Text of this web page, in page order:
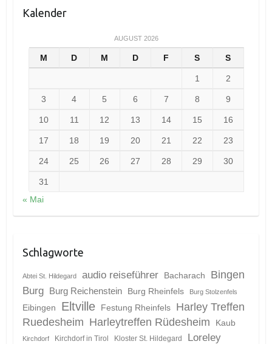
Kalender
AUGUST 2026
M D M D F S S
1 2
3 4 5 6 7 8 9
10 11 12 13 14 15 16
17 18 19 20 21 22 23
24 25 26 27 28 29 30
31
« Mai
Schlagworte
Abtei St. Hildegard audio reiseführer Bacharach
Bingen
Burg
Burg Reichenstein Burg Rheinfels Burg Stolzenfels
Eibingen Eltville Festung Rheinfels
Harley Treffen
Ruedesheim Harleytreffen Rüdesheim Kaub
Kirchdorf Kirchdorf in Tirol Kloster St. Hildegard Loreley